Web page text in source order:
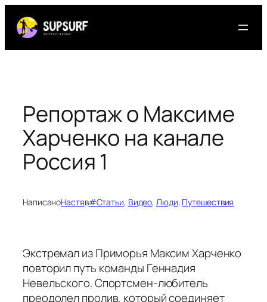
содержимому
Репортаж о Максиме
Харченко на канале
Россия 1
НаписаноНастяв#Статьи, Видео, Люди, Путешествия
Экстремал из Приморья Максим Харченко
повторил путь команды Геннадия
Невельского. Спортсмен-любитель
преодолел пролив, который соединяет